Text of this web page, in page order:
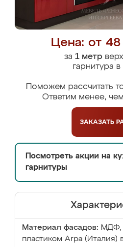
Цена: от
за 1 метр
гарнитура
Поможем рассчитать
Ответим менее,
ЗАКАЗАТЬ
Посмотреть акции на
гарнитуры
Материал фасадов: МДФ,
пластиком Arpa (Италия)